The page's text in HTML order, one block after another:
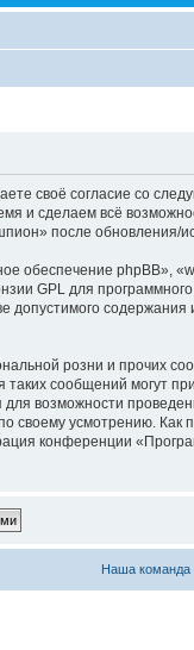
своё согласие со
и сделаем всё
после обновления/
phpBB»,
GPL для
допустимого
розни и прочих
сообщений могут
возможности
усмотрению. Как
конференции
Наша команда